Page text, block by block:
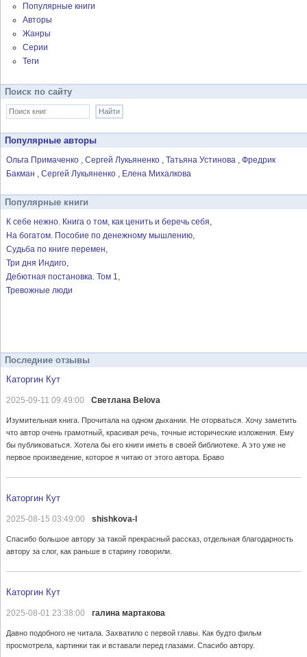
Популярные книги
Авторы
Жанры
Серии
Теги
Поиск по сайту
Популярные авторы
Ольга Примаченко Сергей Лукьяненко Татьяна Устинова
Фредрик
Бакман
Сергей Лукьяненко Елена Михалкова
Популярные книги
К себе нежно. Книга о том, как ценить и беречь себя
На богатом. Пособие по денежному мышлению
Судьба по книге перемен
Три дня Индиго
Дебютная постановка. Том 1
Тревожные люди
Последние отзывы
Каторгин Кут
2025-09-11 09:49:00 Светлана Belova
Изумительная книга. Прочитала на одном дыхании. Не оторваться. Хочу заметить
что автор очень грамотный, красивая речь, точные исторические изложения. Ему
бы публиковаться. Хотела бы его книги иметь в своей библиотеке. А это уже не
первое произведение, которое я читаю от этого автора. Браво
Каторгин Кут
2025-08-15 03:49:00 shishkova-l
Спасибо большое автору за такой прекрасный рассказ, отдельная благодарность
автору за слог, как раньше в старину говорили.
Каторгин Кут
2025-08-01 23:38:00 галина мартакова
Давно подобного не читала. Захватило с первой главы. Как будто фильм
просмотрела, картинки так и вставали перед глазами. Спасибо автору.